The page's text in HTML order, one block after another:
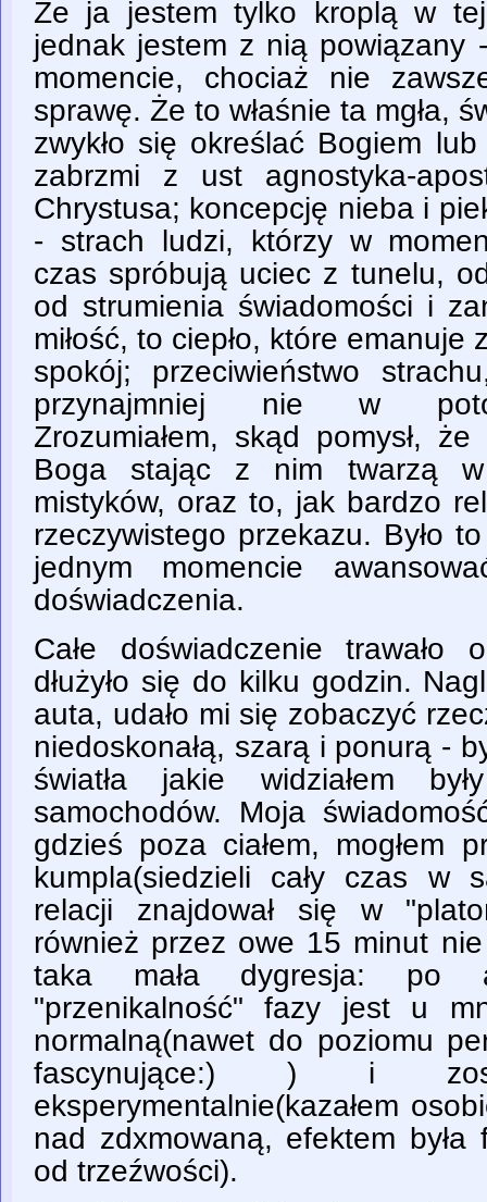
Że ja jestem tylko kroplą w tej
jednak jestem z nią powiązany
momencie, chociaż nie
sprawę. Że to właśnie ta mgła,
zwykło się określać Bogiem
zabrzmi z ust agnostyka-
Chrystusa; koncepcję nieba i
- strach ludzi, którzy w
czas spróbują uciec z tunelu,
od strumienia świadomości i
miłość, to ciepło, które emanuje
spokój; przeciwieństwo
przynajmniej nie w
Zrozumiałem, skąd pomysł,
Boga stając z nim twarzą w
mistyków, oraz to, jak bardzo
rzeczywistego przekazu. Było
jednym momencie
doświadczenia.
Całe doświadczenie
dłużyło się do kilku godzin.
auta, udało mi się zobaczyć
niedoskonałą, szarą i ponurą -
światła jakie widziałem
samochodów. Moja
gdzieś poza ciałem, mogłem
kumpla(siedzieli cały czas w
relacji znajdował się w
również przez owe 15 minut
taka mała dygresja: po
"przenikalność" fazy jest u
normalną(nawet do poziomu
fascynujące:) ) i
eksperymentalnie(kazałem
nad zdxmowaną, efektem
od trzeźwości).